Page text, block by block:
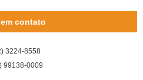
inajar de souza
contato
3224-8558
99138-0009